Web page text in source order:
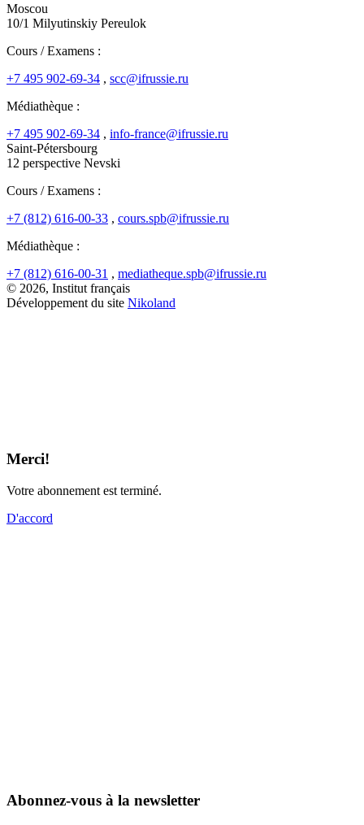
Moscou
10/1 Milyutinskiy Pereulok
Cours / Examens :
+7 495 902-69-34 , scc@ifrussie.ru
Médiathèque :
+7 495 902-69-34 , info-france@ifrussie.ru
Saint-Pétersbourg
12 perspective Nevski
Cours / Examens :
+7 (812) 616-00-33 , cours.spb@ifrussie.ru
Médiathèque :
+7 (812) 616-00-31 , mediatheque.spb@ifrussie.ru
© 2026, Institut français
Développement du site Nikoland
Merci!
Votre abonnement est terminé.
D'accord
Abonnez-vous à la newsletter